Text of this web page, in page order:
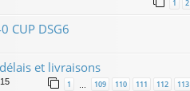
1 2
CUP DSG6
et livraisons
1 … 109 110 111 112 113